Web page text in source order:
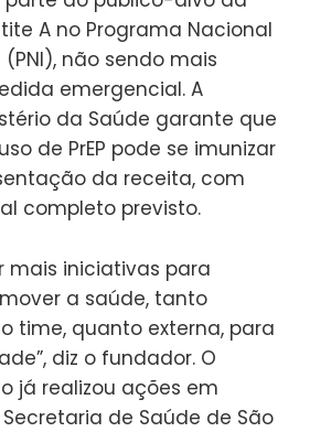
A no Programa Nacional
não sendo mais
emergencial. A
da Saúde garante que
de PrEP pode se imunizar
da receita, com
completo previsto.
mais iniciativas para
a saúde, tanto
time, quanto externa, para
diz o fundador. O
já realizou ações em
de Saúde de São